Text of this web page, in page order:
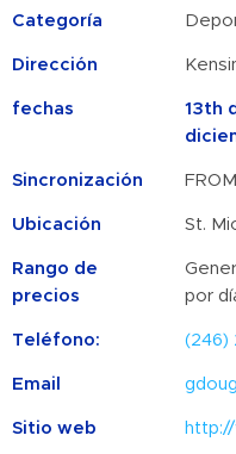
Categoría
Dirección
fechas
13th
Sincronización
Ubicación St.
Rango de
precios
por
Teléfono: (246)
Email
Sitio web